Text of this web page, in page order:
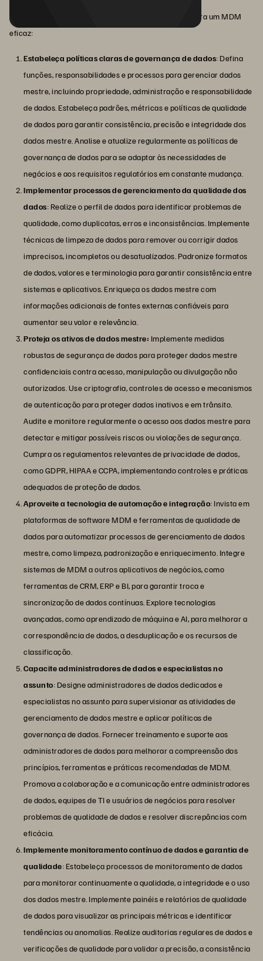
Aqui estão dicas práticas e práticas recomendadas para um MDM
eficaz:
Estabeleça políticas claras de governança de dados: Defina
funções, responsabilidades e processos para gerenciar dados
mestre, incluindo propriedade, administração e responsabilidade
de dados. Estabeleça padrões, métricas e políticas de qualidade
de dados para garantir consistência, precisão e integridade dos
dados mestre. Analise e atualize regularmente as políticas de
governança de dados para se adaptar às necessidades de
negócios e aos requisitos regulatórios em constante mudança.
Implementar processos de gerenciamento da qualidade dos
dados: Realize o perfil de dados para identificar problemas de
qualidade, como duplicatas, erros e inconsistências. Implemente
técnicas de limpeza de dados para remover ou corrigir dados
imprecisos, incompletos ou desatualizados. Padronize formatos
de dados, valores e terminologia para garantir consistência entre
sistemas e aplicativos. Enriqueça os dados mestre com
informações adicionais de fontes externas confiáveis para
aumentar seu valor e relevância.
Proteja os ativos de dados mestre: Implemente medidas
robustas de segurança de dados para proteger dados mestre
confidenciais contra acesso, manipulação ou divulgação não
autorizados. Use criptografia, controles de acesso e mecanismos
de autenticação para proteger dados inativos e em trânsito.
Audite e monitore regularmente o acesso aos dados mestre para
detectar e mitigar possíveis riscos ou violações de segurança.
Cumpra os regulamentos relevantes de privacidade de dados,
como GDPR, HIPAA e CCPA, implementando controles e práticas
adequados de proteção de dados.
Aproveite a tecnologia de automação e integração: Invista em
plataformas de software MDM e ferramentas de qualidade de
dados para automatizar processos de gerenciamento de dados
mestre, como limpeza, padronização e enriquecimento. Integre
sistemas de MDM a outros aplicativos de negócios, como
ferramentas de CRM, ERP e BI, para garantir troca e
sincronização de dados contínuas. Explore tecnologias
avançadas, como aprendizado de máquina e AI, para melhorar a
correspondência de dados, a desduplicação e os recursos de
classificação.
Capacite administradores de dados e especialistas no
assunto: Designe administradores de dados dedicados e
especialistas no assunto para supervisionar as atividades de
gerenciamento de dados mestre e aplicar políticas de
governança de dados. Fornecer treinamento e suporte aos
administradores de dados para melhorar a compreensão dos
princípios, ferramentas e práticas recomendadas de MDM.
Promova a colaboração e a comunicação entre administradores
de dados, equipes de TI e usuários de negócios para resolver
problemas de qualidade de dados e resolver discrepâncias com
eficácia.
Implemente monitoramento contínuo de dados e garantia de
qualidade: Estabeleça processos de monitoramento de dados
para monitorar continuamente a qualidade, a integridade e o uso
dos dados mestre. Implemente painéis e relatórios de qualidade
de dados para visualizar as principais métricas e identificar
tendências ou anomalias. Realize auditorias regulares de dados e
verificações de qualidade para validar a precisão, a consistência